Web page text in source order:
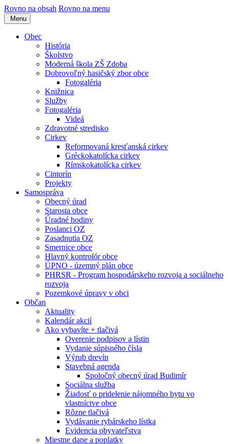
Rovno na obsah Rovno na menu
Menu
Obec
História
Školstvo
Moderná škola ZŠ Zdoba
Dobrovoľný hasičský zbor obce
Fotogaléria
Knižnica
Služby
Fotogaléria
Videá
Zdravotné stredisko
Cirkev
Reformovaná kresťanská cirkev
Gréckokatolícka cirkev
Rímskokatolícka cirkev
Cintorín
Projekty
Samospráva
Obecný úrad
Starosta obce
Úradné hodiny
Poslanci OZ
Zasadnutia OZ
Smernice obce
Hlavný kontrolór obce
ÚPNO - územný plán obce
PHRSR - Program hospodárskeho rozvoja a sociálneho
rozvoja
Pozemkové úpravy v obci
Občan
Aktuality
Kalendár akcií
Ako vybavíte + tlačivá
Overenie podpisov a lístin
Vydanie súpisného čísla
Výrub drevín
Stavebná agenda
Spoločný obecný úrad Budimír
Sociálna služba
Žiadosť o pridelenie nájomného bytu vo
vlastníctve obce
Rôzne tlačivá
Vydávanie rybárskeho lístka
Evidencia obyvateľstva
Miestne dane a poplatky